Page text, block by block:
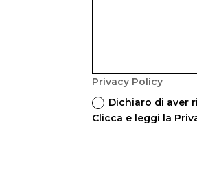
Privacy Policy
Dichiaro di aver
Clicca e leggi la